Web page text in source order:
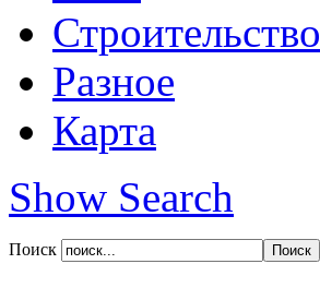
Строительство
Разное
Карта
Show Search
Поиск